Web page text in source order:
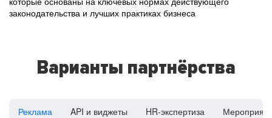
законодательства и лучших практиках бизнеса
Варианты партнёрства
Реклама API и виджеты HR-экспертиза